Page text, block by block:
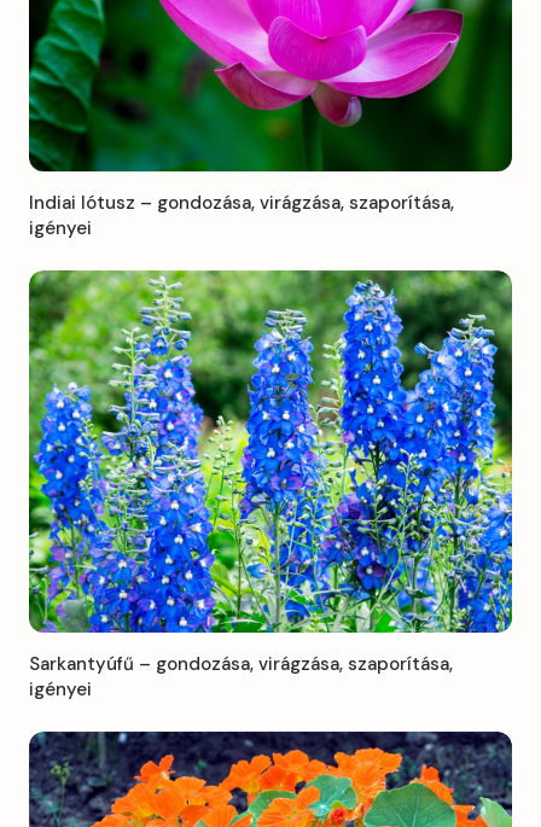
Indiai lótusz – gondozása, virágzása, szaporítása,
igényei
Sarkantyúfű – gondozása, virágzása, szaporítása,
igényei